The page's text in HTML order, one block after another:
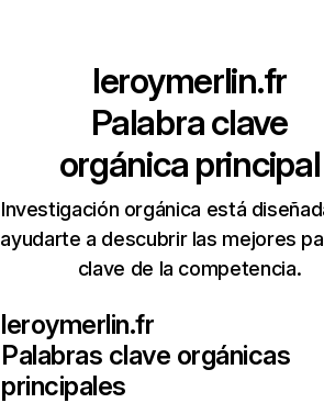
leroymerlin.fr
Palabra clave
orgánica principal
Investigación orgánica está
ayudarte a descubrir las mejores
clave de la competencia.
leroymerlin.fr
Palabras clave orgánicas
principales